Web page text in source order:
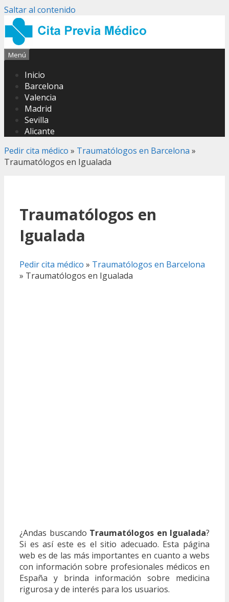
Saltar al contenido
Menú
Inicio
Barcelona
Valencia
Madrid
Sevilla
Alicante
Pedir cita médico » Traumatólogos en Barcelona »
Traumatólogos en Igualada
Traumatólogos en
Igualada
Pedir cita médico » Traumatólogos en Barcelona
» Traumatólogos en Igualada
¿Andas buscando Traumatólogos en Igualada?
Si es así este es el sitio adecuado. Esta página
web es de las más importantes en cuanto a webs
con información sobre profesionales médicos en
España y brinda información sobre medicina
rigurosa y de interés para los usuarios.